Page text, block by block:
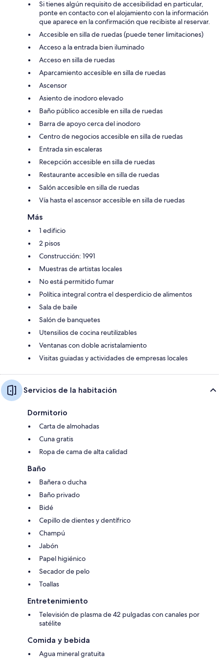
Si tienes algún requisito de accesibilidad en particular,
ponte en contacto con el alojamiento con la información
que aparece en la confirmación que recibiste al reservar.
Accesible en silla de ruedas (puede tener limitaciones)
Acceso a la entrada bien iluminado
Acceso en silla de ruedas
Aparcamiento accesible en silla de ruedas
Ascensor
Asiento de inodoro elevado
Baño público accesible en silla de ruedas
Barra de apoyo cerca del inodoro
Centro de negocios accesible en silla de ruedas
Entrada sin escaleras
Recepción accesible en silla de ruedas
Restaurante accesible en silla de ruedas
Salón accesible en silla de ruedas
Vía hasta el ascensor accesible en silla de ruedas
Más
1 edificio
2 pisos
Construcción: 1991
Muestras de artistas locales
No está permitido fumar
Política integral contra el desperdicio de alimentos
Sala de baile
Salón de banquetes
Utensilios de cocina reutilizables
Ventanas con doble acristalamiento
Visitas guiadas y actividades de empresas locales
Servicios de la habitación
Dormitorio
Carta de almohadas
Cuna gratis
Ropa de cama de alta calidad
Baño
Bañera o ducha
Baño privado
Bidé
Cepillo de dientes y dentífrico
Champú
Jabón
Papel higiénico
Secador de pelo
Toallas
Entretenimiento
Televisión de plasma de 42 pulgadas con canales por
satélite
Comida y bebida
Agua mineral gratuita